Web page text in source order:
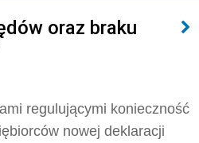
oraz braku
regulującymi konieczność
nowej deklaracji